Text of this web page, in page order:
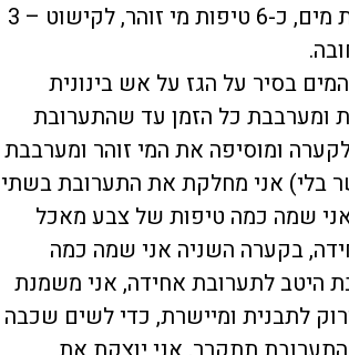
מצרכים: 1 כוס סולת,1 כוס סוכר, 5 כוסות מים, כ-6 טיפות מי זוהר, לקישוט – 3
בסיר על הגז על אש בינונית
ומערבבת כל הזמן עד שהתערובת
ומוסיפה את המי זוהר ומערבבת
בלי) אני מחלקת את התערובת בשתי
אחת אני שמה כמה טיפות של צבע מאכל
בקערה השניה אני שמה כמה
היטב לתערובת אחידה, אני משמנת
לתבנית ומיישרת, כדי לשים שכבה